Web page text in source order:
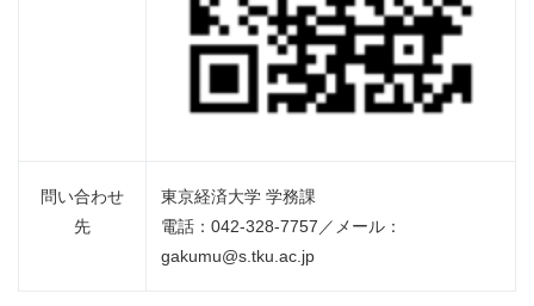
問い合わせ
先
東京経済大学 学務課
電話：042-328-7757／メール：
gakumu@s.tku.ac.jp